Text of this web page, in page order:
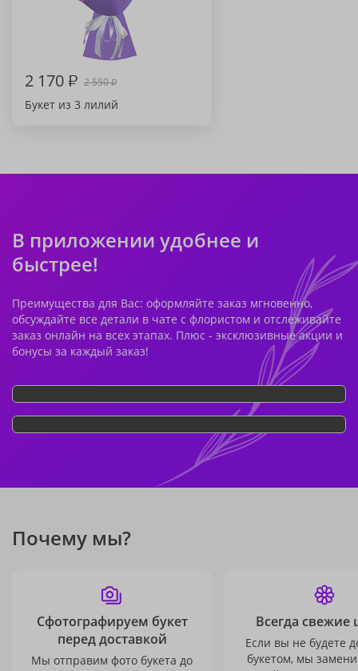
2 170₽ 2 550₽
Букет из 3 лилий
В приложении удобнее и
быстрее!
Преимущества для Вас: оформляйте заказ мгновенно,
обсуждайте все детали в чате с флористом и отслеживайте
заказ онлайн на всех этапах. Плюс - эксклюзивные акции и
бонусы за каждый заказ!
Почему мы?
Сфотографируем букет
перед доставкой
Мы отправим фото букета до
Всегда свежие
Если вы не будете
букетом, мы